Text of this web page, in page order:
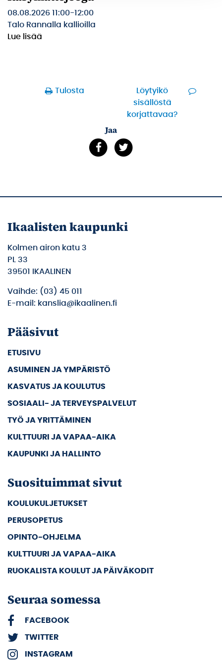
08.08.2026 11:00-12:00
Talo Rannalla kallioilla
Lue lisää
Tulosta
Löytyikö
sisällöstä
korjattavaa?
Jaa
Ikaalisten kaupunki
Kolmen airon katu 3
PL 33
39501 IKAALINEN
Vaihde: (03) 45 011
E-mail: kanslia@ikaalinen.fi
Pääsivut
ETUSIVU
ASUMINEN JA YMPÄRISTÖ
KASVATUS JA KOULUTUS
SOSIAALI- JA TERVEYSPALVELUT
TYÖ JA YRITTÄMINEN
KULTTUURI JA VAPAA-AIKA
KAUPUNKI JA HALLINTO
Suosituimmat sivut
KOULUKULJETUKSET
PERUSOPETUS
OPINTO-OHJELMA
KULTTUURI JA VAPAA-AIKA
RUOKALISTA KOULUT JA PÄIVÄKODIT
Seuraa somessa
FACEBOOK
TWITTER
INSTAGRAM